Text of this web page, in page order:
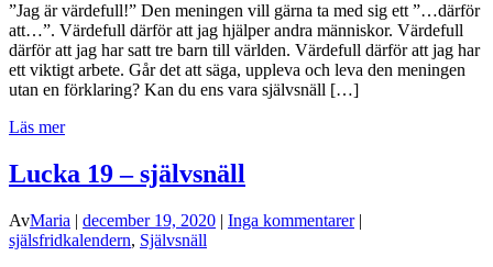
”Jag är värdefull!” Den meningen vill gärna ta med sig ett ”…därför
att…”. Värdefull därför att jag hjälper andra människor. Värdefull
därför att jag har satt tre barn till världen. Värdefull därför att jag har
ett viktigt arbete. Går det att säga, uppleva och leva den meningen
utan en förklaring? Kan du ens vara självsnäll […]
Läs mer
Lucka 19 – självsnäll
AvMaria | december 19, 2020 | Inga kommentarer|
själsfridkalendern, Självsnäll